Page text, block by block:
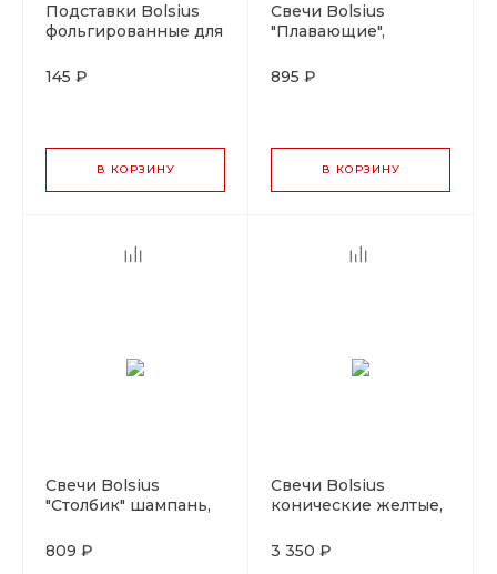
Подставки Bolsius
фольгированные для
подсвечниках, 30
145 ₽
В КОРЗИНУ
Свечи Bolsius
"Плавающие",
895 ₽
В КОРЗИНУ
Свечи Bolsius
"Столбик" шампань,
парафин 100%, 8 шт
809 ₽
Свечи Bolsius
конические желтые,
парафин 100%, 100
3 350 ₽